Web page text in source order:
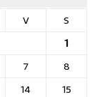
V
S
1
7
8
14
15